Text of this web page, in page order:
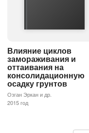
Влияние циклов
замораживания и
оттаивания на
консолидационную
осадку грунтов
Озган Эркан и др.
2015 год